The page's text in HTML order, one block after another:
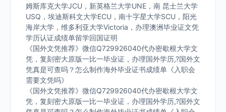
姆斯库克大学JCU，新英格兰大学UNE，南 昆士兰大学
USQ，埃迪斯科文大学ECU，南十字星大学SCU，阳光
海岸大学，维多利亚大学Victoria，办理澳洲毕业证文凭
学历认证成绩单留学回国证明
《国外文凭推荐》微信Q729926040代办密歇根大学文
凭，复刻密大原版一比一毕业证，办理国外学历,?国外文
凭真是可查吗？怎么制作海外毕业证书成绩单《入职会
需要文凭吗》
《国外文凭推荐》微信Q729926040代办密歇根大学文
凭，复刻密大原版一比一毕业证，办理国外学历,?国外文